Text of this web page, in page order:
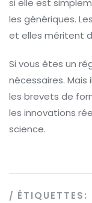
si elle est
les génériques.
et elles méritent
Si vous êtes un
nécessaires.
les brevets de
les innovations
science.
ÉTIQUETTES: